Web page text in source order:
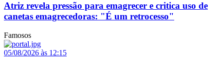
Atriz revela pressão para emagrecer e critica uso de
canetas emagrecedoras: "É um retrocesso"
Famosos
05/08/2026 às 12:15